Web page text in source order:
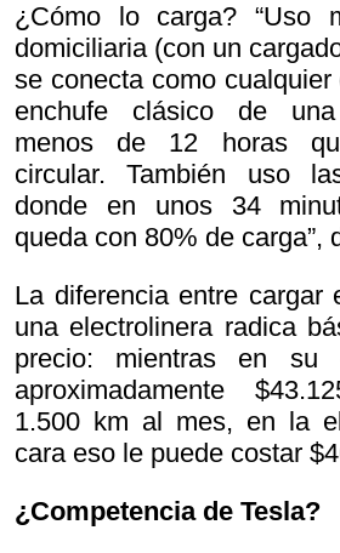
¿Cómo lo carga? “Uso
domiciliaria (con un
se conecta como cualquier
enchufe clásico de
menos de 12 horas
circular. También uso
donde en unos 34
queda con 80% de carga”,
La diferencia entre cargar
una electrolinera radica
precio: mientras en su
aproximadamente
1.500 km al mes, en la
cara eso le puede costar
¿Competencia de Tesla?